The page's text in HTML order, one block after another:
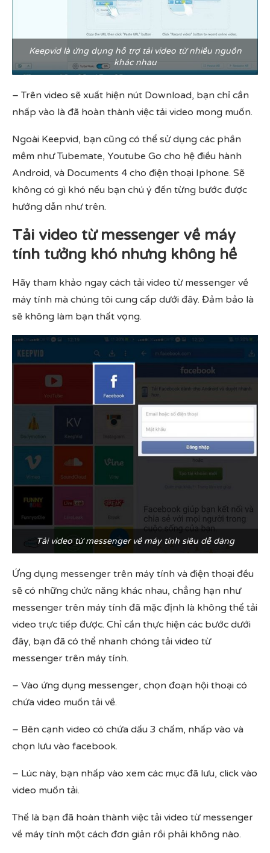
Keepvid là ứng dụng hỗ trợ tải video từ nhiều nguồn
khác nhau
– Trên video sẽ xuất hiện nút Download, bạn chỉ cần
nhấp vào là đã hoàn thành việc tải video mong muốn.
Ngoài Keepvid, bạn cũng có thể sử dụng các phần
mềm như Tubemate, Youtube Go cho hệ điều hành
Android, và Documents 4 cho điện thoại Iphone. Sẽ
không có gì khó nếu bạn chú ý đến từng bước được
hướng dẫn như trên.
Tải video từ messenger về máy
tính tưởng khó nhưng không hề
Hãy tham khảo ngay cách tải video từ messenger về
máy tính mà chúng tôi cung cấp dưới đây. Đảm bảo là
sẽ không làm bạn thất vọng.
Tải video từ messenger về máy tính siêu dễ dàng
Ứng dụng messenger trên máy tính và điện thoại đều
sẽ có những chức năng khác nhau, chẳng hạn như
messenger trên máy tính đã mặc định là không thể tải
video trực tiếp được. Chỉ cần thực hiện các bước dưới
đây, bạn đã có thể nhanh chóng tải video từ
messenger trên máy tính.
– Vào ứng dụng messenger, chọn đoạn hội thoại có
chứa video muốn tải về.
– Bên cạnh video có chứa dấu 3 chấm, nhấp vào và
chọn lưu vào facebook.
– Lúc này, bạn nhấp vào xem các mục đã lưu, click vào
video muốn tải.
Thế là bạn đã hoàn thành việc tải video từ messenger
về máy tính một cách đơn giản rồi phải không nào.